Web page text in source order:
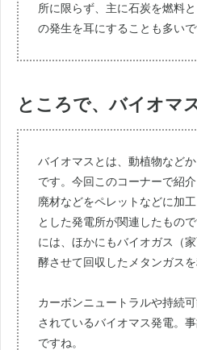
所に限らず、主に石炭を燃料
の発生を耳にすることも多いで
ところで、バイオマ
バイオマスとは、動植物など
です。今回このコーナーで紹
廃材などをペレットなどに加
とした発電所が関連したもの
には、ほかにもバイオガス（
酵させて回収したメタンガス
カーボンニュートラルや持続
されているバイオマス発電。
ですね。